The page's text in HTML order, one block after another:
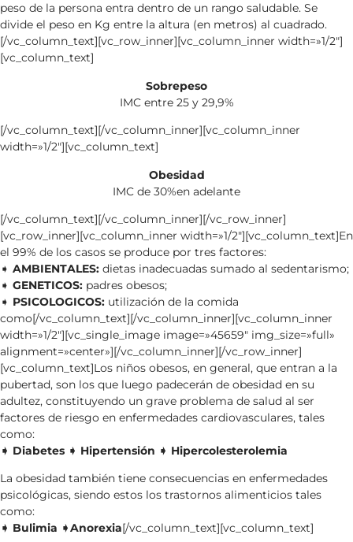
peso de la persona entra dentro de un rango saludable. Se
divide el peso en Kg entre la altura (en metros) al cuadrado.
[/vc_column_text][vc_row_inner][vc_column_inner width=»1/2″]
[vc_column_text]
Sobrepeso
IMC entre 25 y 29,9%
[/vc_column_text][/vc_column_inner][vc_column_inner
width=»1/2″][vc_column_text]
Obesidad
IMC de 30%en adelante
[/vc_column_text][/vc_column_inner][/vc_row_inner]
[vc_row_inner][vc_column_inner width=»1/2″][vc_column_text]En
el 99% de los casos se produce por tres factores:
➧ AMBIENTALES: dietas inadecuadas sumado al sedentarismo;
➧ GENETICOS: padres obesos;
➧ PSICOLOGICOS: utilización de la comida
como[/vc_column_text][/vc_column_inner][vc_column_inner
width=»1/2″][vc_single_image image=»45659″ img_size=»full»
alignment=»center»][/vc_column_inner][/vc_row_inner]
[vc_column_text]Los niños obesos, en general, que entran a la
pubertad, son los que luego padecerán de obesidad en su
adultez, constituyendo un grave problema de salud al ser
factores de riesgo en enfermedades cardiovasculares, tales
como:
➧ Diabetes ➧ Hipertensión ➧ Hipercolesterolemia
La obesidad también tiene consecuencias en enfermedades
psicológicas, siendo estos los trastornos alimenticios tales
como:
➧ Bulimia ➧Anorexia[/vc_column_text][vc_column_text]